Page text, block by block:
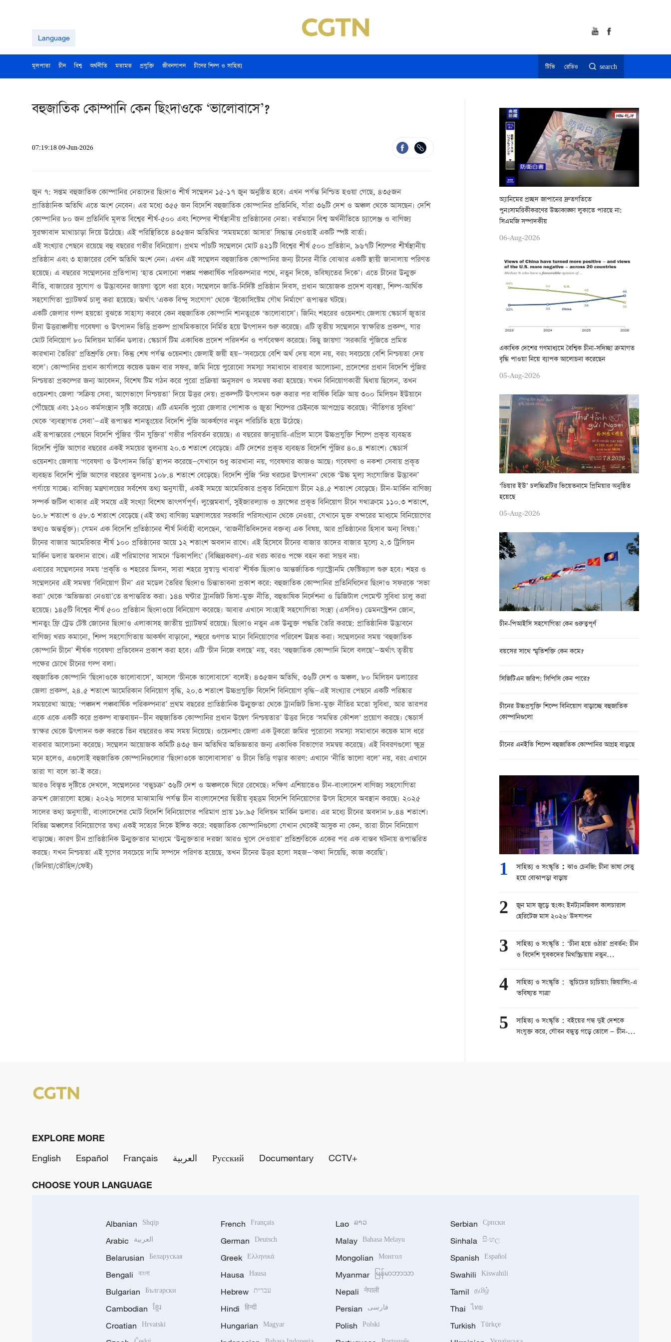
Language
মূলপাতা চীন বিশ্ব অর্থনীতি মতামত প্রযুক্তি জীবনযাপন চীনের শিল্প ও সাহিত্য টিভি রেডিও search
বহুজাতিক কোম্পানি কেন ছিংদাওকে ‘ভালোবাসে’?
07:19:18 09-Jun-2026
জুন ৭: সপ্তম বহুজাতিক কোম্পানির নেতাদের ছিংদাও শীর্ষ সম্মেলন ১৫-১৭ জুন অনুষ্ঠিত হবে। এখন পর্যন্ত নিশ্চিত হওয়া গেছে, ৪৩৫জন
প্রাতিষ্ঠানিক অতিথি এতে অংশ নেবেন। এর মধ্যে ৩৫৫ জন বিদেশি বহুজাতিক কোম্পানির প্রতিনিধি, যাঁরা ৩৬টি দেশ ও অঞ্চল থেকে আসছেন। দেশি
কোম্পানির ৮০ জন প্রতিনিধি মূলত বিশ্বের শীর্ষ-৫০০ এবং শিল্পের শীর্ষস্থানীয় প্রতিষ্ঠানের নেতা। বর্তমানে বিশ্ব অর্থনীতিতে চ্যালেঞ্জ ও বাণিজ্য
সুরক্ষাবাদ মাথাচাড়া দিয়ে উঠেছে। এই পরিস্থিতিতে ৪৩৫জন অতিথির ‘সময়মতো আসার’ সিদ্ধান্ত নেওয়াই একটি স্পষ্ট বার্তা।
এই সংখ্যার পেছনে রয়েছে বহু বছরের গভীর বিনিয়োগ। প্রথম পাঁচটি সম্মেলনে মোট ৪২১টি বিশ্বের শীর্ষ ৫০০ প্রতিষ্ঠান, ৯৬৭টি শিল্পের শীর্ষস্থানীয়
প্রতিষ্ঠান এবং ৩ হাজারের বেশি অতিথি অংশ নেন। এখন এই সম্মেলন বহুজাতিক কোম্পানির জন্য চীনের নীতি বোঝার একটি স্থায়ী জানালায় পরিণত
হয়েছে। এ বছরের সম্মেলনের প্রতিপাদ্য ‘হাত মেলানো পঞ্চম পঞ্চবার্ষিক পরিকল্পনার পথে, নতুন দিকে, ভবিষ্যতের দিকে’। এতে চীনের উন্মুক্ত
নীতি, বাজারের সুযোগ ও উদ্ভাবনের জায়গা তুলে ধরা হবে। সম্মেলনে জাতি-নির্দিষ্ট প্রতিষ্ঠান দিবস, প্রধান আয়োজক প্রদেশ ব্যবস্থা, শিল্প-আর্থিক
সহযোগিতা প্ল্যাটফর্ম চালু করা হয়েছে। অর্থাৎ ‘একক বিন্দু সংযোগ’ থেকে ‘ইকোসিস্টেম যৌথ নির্মাণে’ রূপান্তর ঘটছে।
একটি জেলার গল্প হয়তো বুঝতে সাহায্য করবে কেন বহুজাতিক কোম্পানি শানতুংকে ‘ভালোবাসে’। জিনিং শহরের ওয়েনশাং জেলায় স্কেচার্স জুতার
চীনা উত্তরাঞ্চলীয় গবেষণা ও উৎপাদন ভিত্তি প্রকল্প প্রাথমিকভাবে নির্মিত হয়ে উৎপাদন শুরু করেছে। এটি তৃতীয় সম্মেলনে স্বাক্ষরিত প্রকল্প, যার
মোট বিনিয়োগ ৮০ মিলিয়ন মার্কিন ডলার। স্কেচার্স টিম একাধিক প্রদেশ পরিদর্শন ও পর্যবেক্ষণ করেছে। কিছু জায়গা ‘সরকারি পুঁজিতে প্রমিত
কারখানা তৈরির’ প্রতিশ্রুতি দেয়। কিন্তু শেষ পর্যন্ত ওয়েনশাং জেলাই জয়ী হয়—‘সবচেয়ে বেশি অর্থ দেয় বলে নয়, বরং সবচেয়ে বেশি নিশ্চয়তা দেয়
বলে’। কোম্পানির প্রধান কার্যালয়ে কয়েক ডজন বার সফর, জমি নিয়ে পুরোনো সমস্যা সমাধানে বারবার আলোচনা, প্রদেশের প্রধান বিদেশি পুঁজির
নিশ্চয়তা প্রকল্পের জন্য আবেদন, বিশেষ টিম গঠন করে পুরো প্রক্রিয়া অনুসরণ ও সমন্বয় করা হয়েছে। যখন বিনিয়োগকারী দ্বিধায় ছিলেন, তখন
ওয়েনশাং জেলা ‘সক্রিয় সেবা, আগেভাগে নিশ্চয়তা’ দিয়ে উত্তর দেয়। প্রকল্পটি উৎপাদন শুরু করার পর বার্ষিক বিক্রি আয় ৩০০ মিলিয়ন ইউয়ানে
পৌঁছেছে এবং ১২০০ কর্মসংস্থান সৃষ্টি করেছে। এটি এমনকি পুরো জেলার পোশাক ও জুতা শিল্পের চেইনকে আপগ্রেড করেছে। ‘নীতিগত সুবিধা’
থেকে ‘ব্যবস্থাগত সেবা’—এই রূপান্তর শানতুংয়ের বিদেশি পুঁজি আকর্ষণের নতুন পরিচিতি হয়ে উঠেছে।
এই রূপান্তরের পেছনে বিদেশি পুঁজির ‘চীন যুক্তির’ গভীর পরিবর্তন রয়েছে। এ বছরের জানুয়ারি-এপ্রিল মাসে উচ্চপ্রযুক্তি শিল্পে প্রকৃত ব্যবহৃত
বিদেশি পুঁজি আগের বছরের একই সময়ের তুলনায় ২০.৩ শতাংশ বেড়েছে। এটি দেশের প্রকৃত ব্যবহৃত বিদেশি পুঁজির ৪০.৪ শতাংশ। স্কেচার্স
ওয়েনশাং জেলায় ‘গবেষণা ও উৎপাদন ভিত্তি’ স্থাপন করেছে—যেখানে শুধু কারখানা নয়, গবেষণার কাজও আছে। গবেষণা ও নকশা সেবায় প্রকৃত
ব্যবহৃত বিদেশি পুঁজি আগের বছরের তুলনায় ১০৮.৪ শতাংশ বেড়েছে। বিদেশি পুঁজি ‘নিম্ন খরচের উৎপাদন’ থেকে ‘উচ্চ মূল্য সংযোজিত উদ্ভাবন’
পর্যায়ে যাচ্ছে। বাণিজ্য মন্ত্রণালয়ের সর্বশেষ তথ্য অনুযায়ী, একই সময়ে আমেরিকার প্রকৃত বিনিয়োগ চীনে ২৪.৫ শতাংশ বেড়েছে। চীন-মার্কিন বাণিজ্য
সম্পর্ক জটিল থাকার এই সময়ে এই সংখ্যা বিশেষ তাৎপর্যপূর্ণ। লুক্সেমবার্গ, সুইজারল্যান্ড ও ফ্রান্সের প্রকৃত বিনিয়োগ চীনে যথাক্রমে ১১০.৩ শতাংশ,
৬০.৮ শতাংশ ও ৫৮.৩ শতাংশ বেড়েছে (এই তথ্য বাণিজ্য মন্ত্রণালয়ের সরকারি পরিসংখ্যান থেকে নেওয়া, যেখানে মুক্ত বন্দরের মাধ্যমে বিনিয়োগের
তথ্যও অন্তর্ভুক্ত)। যেমন এক বিদেশি প্রতিষ্ঠানের শীর্ষ নির্বাহী বলেছেন, ‘রাজনীতিবিদদের বক্তব্য এক বিষয়, আর প্রতিষ্ঠানের হিসাব অন্য বিষয়।’
চীনের বাজার আমেরিকার শীর্ষ ১০০ প্রতিষ্ঠানের আয়ে ১২ শতাংশ অবদান রাখে। এই হিসেবে চীনের বাজার তাদের বাজার মূল্যে ২.৩ ট্রিলিয়ন
মার্কিন ডলার অবদান রাখে। এই পরিমাণের সামনে ‘ডিকাপলিং’ (বিচ্ছিন্নকরণ)-এর খরচ কারও পক্ষে বহন করা সম্ভব নয়।
এবারের সম্মেলনের সময় ‘প্রকৃতি ও শহরের মিলন, সারা শহরে সুস্বাদু খাবার’ শীর্ষক ছিংদাও আন্তর্জাতিক গ্যাস্ট্রোনমি ফেস্টিভ্যাল শুরু হবে। শহর ও
সম্মেলনের এই সমন্বয় ‘বিনিয়োগ চীন’ এর মডেল তৈরির ছিংদাও চিন্তাভাবনা প্রকাশ করে: বহুজাতিক কোম্পানির প্রতিনিধিদের ছিংদাও সফরকে ‘সভা
করা’ থেকে ‘অভিজ্ঞতা নেওয়া’তে রূপান্তরিত করা। ১৪৪ ঘণ্টার ট্রানজিট ভিসা-মুক্ত নীতি, বহুভাষিক নির্দেশনা ও ডিজিটাল পেমেন্ট সুবিধা চালু করা
হয়েছে। ১৪৫টি বিশ্বের শীর্ষ ৫০০ প্রতিষ্ঠান ছিংদাওয়ে বিনিয়োগ করেছে। আবার এখানে সাংহাই সহযোগিতা সংস্থা (এসসিও) ডেমনস্ট্রেশন জোন,
শানতুং ফ্রি ট্রেড টেস্ট জোনের ছিংদাও এলাকাসহ জাতীয় প্ল্যাটফর্ম রয়েছে। ছিংদাও নতুন এক উন্মুক্ত পদ্ধতি তৈরি করছে: প্রাতিষ্ঠানিক উদ্ভাবনে
বাণিজ্য খরচ কমানো, শিল্প সহযোগিতায় আকর্ষণ বাড়ানো, শহুরে গুণগত মানে বিনিয়োগের পরিবেশ উন্নত করা। সম্মেলনের সময় ‘বহুজাতিক
কোম্পানি চীনে’ শীর্ষক গবেষণা প্রতিবেদন প্রকাশ করা হবে। এটি ‘চীন নিজে বলছে’ নয়, বরং ‘বহুজাতিক কোম্পানি মিলে বলছে’—অর্থাৎ তৃতীয়
পক্ষের চোখে চীনের গল্প বলা।
বহুজাতিক কোম্পানি ‘ছিংদাওকে ভালোবাসে’, আসলে ‘চীনকে ভালোবাসে’ বলেই। ৪৩৫জন অতিথি, ৩৬টি দেশ ও অঞ্চল, ৮০ মিলিয়ন ডলারের
জেলা প্রকল্প, ২৪.৫ শতাংশ আমেরিকান বিনিয়োগ বৃদ্ধি, ২০.৩ শতাংশ উচ্চপ্রযুক্তি বিদেশি বিনিয়োগ বৃদ্ধি—এই সংখ্যার পেছনে একটি পরিষ্কার
সময়রেখা আছে: ‘পঞ্চদশ পঞ্চবার্ষিক পরিকল্পনার’ প্রথম বছরের প্রাতিষ্ঠানিক উন্মুক্ততা থেকে ট্রানজিট ভিসা-মুক্ত নীতির মতো সুবিধা, আর তারপর
একে একে একটি করে প্রকল্প বাস্তবায়ন—চীন বহুজাতিক কোম্পানির প্রধান উদ্বেগ ‘নিশ্চয়তার’ উত্তর দিতে ‘সমন্বিত কৌশল’ প্রয়োগ করছে। স্কেচার্স
স্বাক্ষর থেকে উৎপাদন শুরু করতে তিন বছরেরও কম সময় নিয়েছে। ওয়েনশাং জেলা এক টুকরো জমির পুরোনো সমস্যা সমাধানে কয়েক মাস ধরে
বারবার আলোচনা করেছে। সম্মেলন আয়োজক কমিটি ৪৩৫ জন অতিথির অভিজ্ঞতার জন্য একাধিক বিভাগের সমন্বয় করেছে। এই বিবরণগুলো ক্ষুদ্র
মনে হলেও, এগুলোই বহুজাতিক কোম্পানিগুলোর ‘ছিংদাওকে ভালোবাসার’ ও চীনে ভিত্তি গড়ার কারণ: এখানে ‘নীতি ভালো বলে’ নয়, বরং এখানে
তারা যা বলে তা-ই করে।
আরও বিস্তৃত দৃষ্টিতে দেখলে, সম্মেলনের ‘বন্ধুচক্র’ ৩৬টি দেশ ও অঞ্চলকে ঘিরে রেখেছে। দক্ষিণ এশিয়াতেও চীন-বাংলাদেশ বাণিজ্য সহযোগিতা
ক্রমশ জোরালো হচ্ছে। ২০২৬ সালের মাঝামাঝি পর্যন্ত চীন বাংলাদেশের দ্বিতীয় বৃহত্তম বিদেশি বিনিয়োগের উৎস হিসেবে অবস্থান করছে। ২০২৫
সালের তথ্য অনুযায়ী, বাংলাদেশের মোট বিদেশি বিনিয়োগের পরিমাণ প্রায় ১৮.৯৫ বিলিয়ন মার্কিন ডলার। এর মধ্যে চীনের অবদান ৮.৪৪ শতাংশ।
বিভিন্ন অঞ্চলের বিনিয়োগের তথ্য একই সত্যের দিকে ইঙ্গিত করে: বহুজাতিক কোম্পানিগুলো যেখান থেকেই আসুক না কেন, তারা চীনে বিনিয়োগ
বাড়াচ্ছে। কারণ চীন প্রাতিষ্ঠানিক উন্মুক্ততার মাধ্যমে ‘উন্মুক্ততার দরজা আরও খুলে দেওয়ার’ প্রতিশ্রুতিকে একের পর এক বাস্তব ঘটনায় রূপান্তরিত
করছে। যখন নিশ্চয়তা এই যুগের সবচেয়ে দামি সম্পদে পরিণত হয়েছে, তখন চীনের উত্তর হলো সহজ—‘কথা দিয়েছি, কাজ করেছি’।
(জিনিয়া/তৌহিদ/ফেই)
অ্যানিমের প্রচ্ছদ জাপানের দ্রুতগতিতে
পুনঃসামরিকীকরণের উচ্চাকাঙ্ক্ষা লুকাতে পারছে না:
সিএমজি সম্পাদকীয়
06-Aug-2026
একাধিক দেশের গণমাধ্যমে বৈশ্বিক চীনা-সদিচ্ছা ক্রমাগত
বৃদ্ধি পাওয়া নিয়ে ব্যাপক আলোচনা করেছেন
05-Aug-2026
‘ডিয়ার ইউ’ চলচ্চিত্রটির ভিয়েতনামে প্রিমিয়ার অনুষ্ঠিত
হয়েছে
05-Aug-2026
চীন-পিআইসি সহযোগিতা কেন গুরুত্বপূর্ণ
বয়সের সাথে স্মৃতিশক্তি কেন কমে?
সিজিটিএন জরিপ: সিপিসি কেন পারে?
চীনের উচ্চপ্রযুক্তি শিল্পে বিনিয়োগ বাড়াচ্ছে বহুজাতিক
কোম্পানিগুলো
চীনের এনইভি শিল্পে বহুজাতিক কোম্পানির আগ্রহ বাড়ছে
1
সাহিত্য ও সংস্কৃতি：ঝাও চেনজি: চীনা ভাষা সেতু
হয়ে বোঝাপড়া বাড়ায়
2
জুন মাস জুড়ে 'হংকং ইনট্যানজিবল কালচারাল
হেরিটেজ মাস ২০২৬' উদযাপন
3
সাহিত্য ও সংস্কৃতি：‘চীনা হয়ে ওঠার’ প্রবর্তন: চীন
ও বিদেশি যুবকদের মিথস্ক্রিয়ায় নতুন
4
সাহিত্য ও সংস্কৃতি： ভুচিচের চ্যচিয়াং জিয়াসিং-এ
'ভবিষ্যত যাত্রা'
5
সাহিত্য ও সংস্কৃতি：বইয়ের গন্ধ দুই দেশকে
সংযুক্ত করে, যৌবন বন্ধুত্ব গড়ে তোলে — চীন-
EXPLORE MORE
English
Español Français العربية Русский Documentary CCTV+
CHOOSE YOUR LANGUAGE
Albanian Shqip
Arabic العربية
Belarusian Беларуская
Bengali বাংলা
Bulgarian Български
Cambodian ខ្មែរ
Croatian Hrvatski
French Français
German Deutsch
Greek Ελληνικά
Hausa Hausa
Hebrew עברית
Hindi हिन्दी
Hungarian Magyar
Lao ລາວ
Malay Bahasa Melayu
Mongolian Монгол
Myanmar မြန်မာဘာသာ
Nepali नेपाली
Persian فارسی
Polish Polski
Serbian Српски
Sinhala සිංහල
Spanish Español
Swahili Kiswahili
Tamil தமிழ்
Thai ไทย
Turkish Türkçe